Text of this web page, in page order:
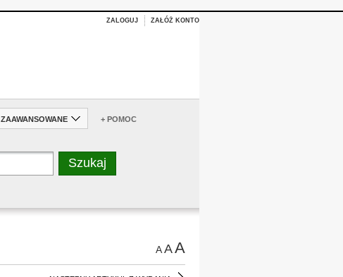
ZALOGUJ ZAŁÓŻ KONTO
ZAAWANSOWANE + POMOC
AAA